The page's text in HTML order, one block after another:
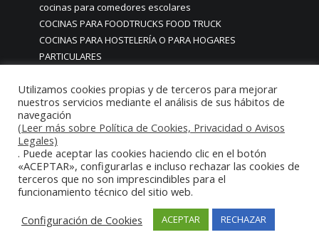
cocinas para comedores escolares
COCINAS PARA FOODTRUCKS FOOD TRUCK
COCINAS PARA HOSTELERÍA O PARA HOGARES
PARTICULARES
COCINAS PARA PARTICULARES Y HOSTELERIA
COCINAS PARA RESTAURANTES
COCINAS PARA RESTAURANTES HOTELES EN MADRID
COCINAS PARA SERVICIO DOMESTICO
COCINAS PARA TERRAZAS EN MADRID ESPAÑA
COCINAS PREMIUM GAMA ALTA EN MADRID
COCINAS PREMIUM LUJO PARA RESTAURANTES
COCINAS PREMIUM MADRID
Utilizamos cookies propias y de terceros para mejorar
nuestros servicios mediante el análisis de sus hábitos de
navegación
(Leer más sobre Política de Cookies, Privacidad o Avisos
Legales)
. Puede aceptar las cookies haciendo clic en el botón
«ACEPTAR», configurarlas e incluso rechazar las cookies de
terceros que no son imprescindibles para el
funcionamiento técnico del sitio web.
Configuración de Cookies
ACEPTAR RECHAZAR